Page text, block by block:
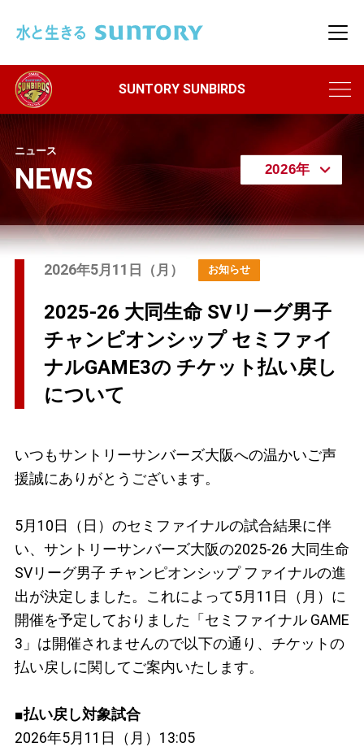
メ
ニュース
NEWS
2026年5月 11 日（月）
2025-26 大同生命 SVリーグ男子
チャンピオンシップ セミファイ
ナルGAME3の チケット払い戻し
について
いつもサントリーサンバーズ大阪への温かいご声
援誠にありがとうございます。
5月10日（日）のセミファイナルの試合結果に伴
い、サントリーサンバーズ大阪の2025-26 大同生命
SVリーグ男子 チャンピオンシップ ファイナルの進
出が決定しました。これによって5月11日（月）に
開催を予定しておりました「セミファイナル GAME
3」は開催されませんので以下の通り、チケットの
払い戻しに関してご案内いたします。
■払い戻し対象試合
2026年5月11日（月）13:05